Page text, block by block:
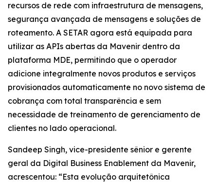
recursos de rede com infraestrutura de mensagens,
segurança avançada de mensagens e soluções de
roteamento. A SETAR agora está equipada para
utilizar as APIs abertas da Mavenir dentro da
plataforma MDE, permitindo que o operador
adicione integralmente novos produtos e serviços
provisionados automaticamente no novo sistema de
cobrança com total transparência e sem
necessidade de treinamento de gerenciamento de
clientes no lado operacional.
Sandeep Singh, vice-presidente sênior e gerente
geral da Digital Business Enablement da Mavenir,
acrescentou: “Esta evolução arquitetônica